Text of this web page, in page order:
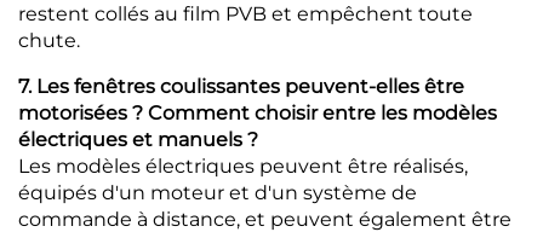
restent collés au film PVB et empêchent toute
chute.
7. Les fenêtres coulissantes peuvent-elles être
motorisées ? Comment choisir entre les modèles
électriques et manuels ?
Les modèles électriques peuvent être réalisés,
équipés d'un moteur et d'un système de
commande à distance, et peuvent également être